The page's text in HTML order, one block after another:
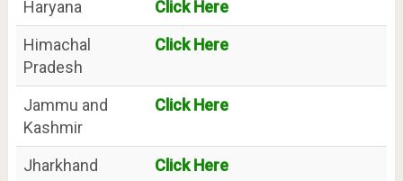
Haryana
Click Here
Himachal
Pradesh
Click Here
Jammu and
Kashmir
Click Here
Jharkhand
Click Here